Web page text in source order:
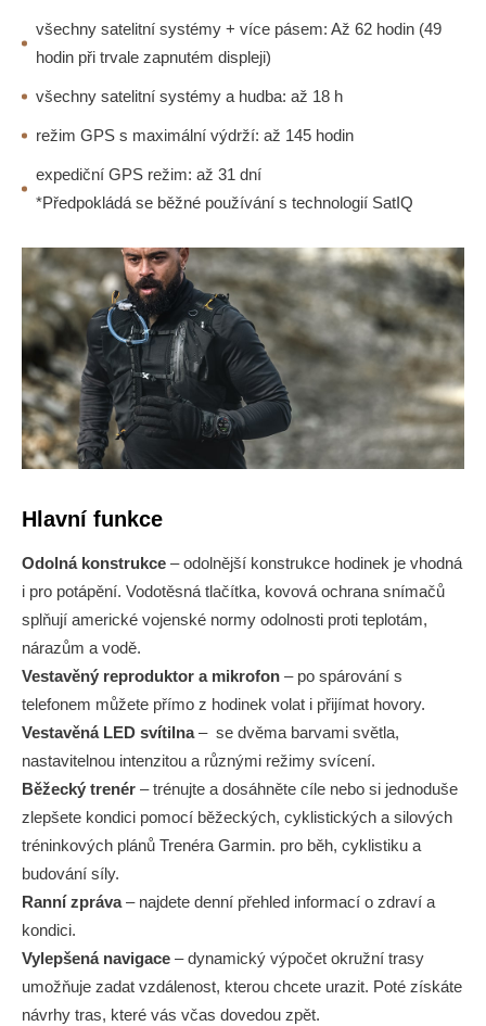
všechny satelitní systémy + více pásem: Až 62 hodin (49
hodin při trvale zapnutém displeji)
všechny satelitní systémy a hudba: až 18 h
režim GPS s maximální výdrží: až 145 hodin
expediční GPS režim: až 31 dní
*Předpokládá se běžné používání s technologií SatIQ
Hlavní funkce
Odolná konstrukce – odolnější konstrukce hodinek je vhodná
i pro potápění. Vodotěsná tlačítka, kovová ochrana snímačů
splňují americké vojenské normy odolnosti proti teplotám,
nárazům a vodě.
Vestavěný reproduktor a mikrofon – po spárování s
telefonem můžete přímo z hodinek volat i přijímat hovory.
Vestavěná LED svítilna– se dvěma barvami světla,
nastavitelnou intenzitou a různými režimy svícení.
Běžecký trenér – trénujte a dosáhněte cíle nebo si jednoduše
zlepšete kondici pomocí běžeckých, cyklistických a silových
tréninkových plánů Trenéra Garmin. pro běh, cyklistiku a
budování síly.
Ranní zpráva– najdete denní přehled informací o zdraví a
kondici.
Vylepšená navigace – dynamický výpočet okružní trasy
umožňuje zadat vzdálenost, kterou chcete urazit. Poté získáte
návrhy tras, které vás včas dovedou zpět.